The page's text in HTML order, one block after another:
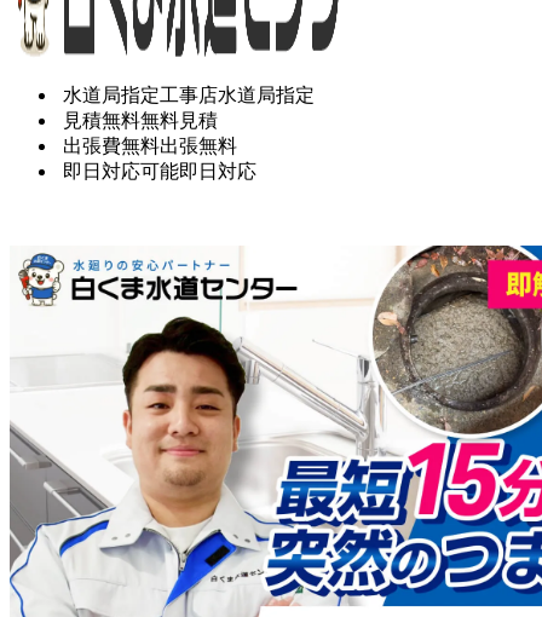
水道局指定工事店水道局指定
見積無料無料見積
出張費無料出張無料
即日対応可能即日対応